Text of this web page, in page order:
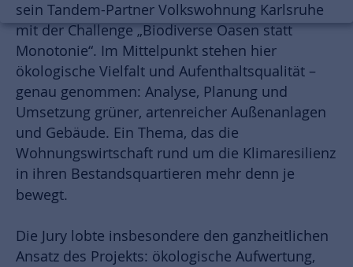
sein Tandem-Partner Volkswohnung Karlsruhe
mit der Challenge „Biodiverse Oasen statt
Monotonie“. Im Mittelpunkt stehen hier
ökologische Vielfalt und Aufenthaltsqualität –
genau genommen: Analyse, Planung und
Umsetzung grüner, artenreicher Außenanlagen
und Gebäude. Ein Thema, das die
Wohnungswirtschaft rund um die Klimaresilienz
in ihren Bestandsquartieren mehr denn je
bewegt.
Die Jury lobte insbesondere den ganzheitlichen
Ansatz des Projekts: ökologische Aufwertung,